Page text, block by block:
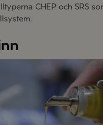
CHEP och SRS